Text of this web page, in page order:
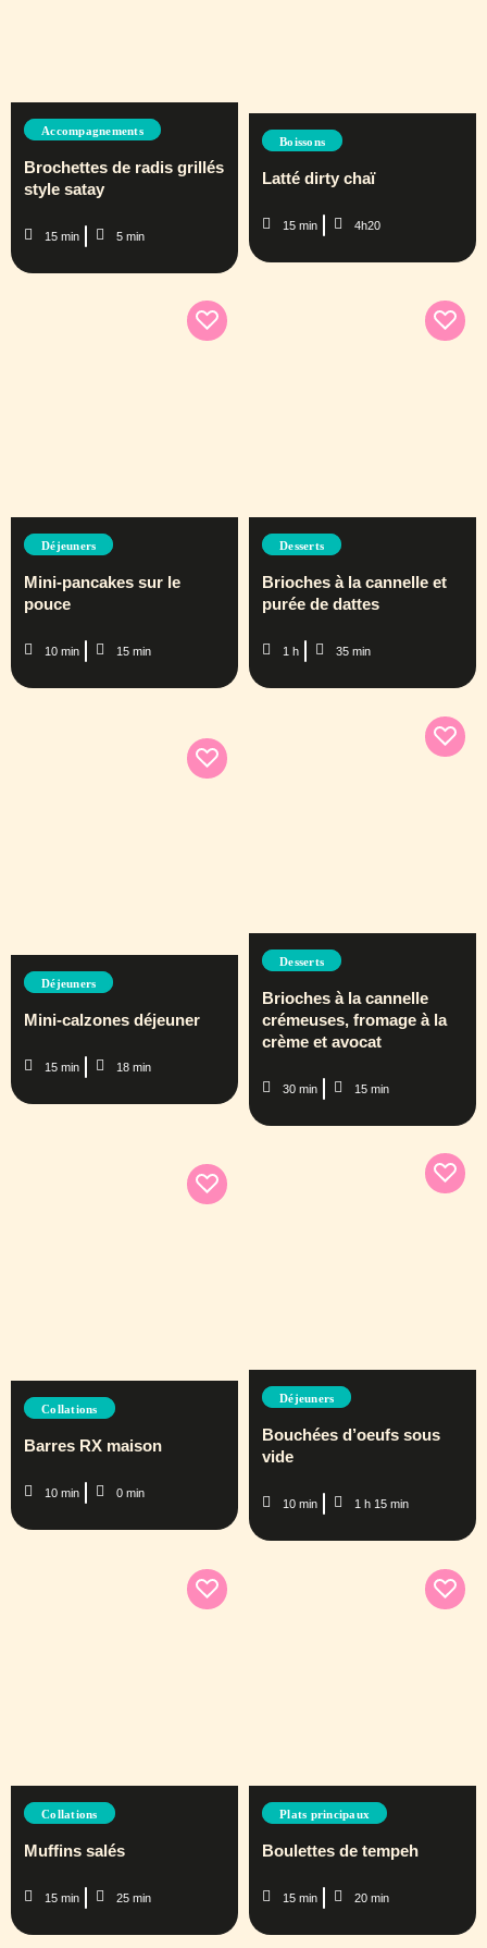
Accompagnements
Brochettes de radis grillés
style satay
15 min 5 min
Boissons
Latté dirty chaï
15 min 4h20
Déjeuners
Mini-pancakes sur le
pouce
10 min 15 min
Desserts
Brioches à la cannelle et
purée de dattes
1 h 35 min
Déjeuners
Mini-calzones déjeuner
15 min 18 min
Desserts
Brioches à la cannelle
crémeuses, fromage à la
crème et avocat
30 min 15 min
Collations
Barres RX maison
10 min 0 min
Déjeuners
Bouchées d’oeufs sous
vide
10 min 1 h 15 min
Collations
Muffins salés
15 min 25 min
Plats principaux
Boulettes de tempeh
15 min 20 min